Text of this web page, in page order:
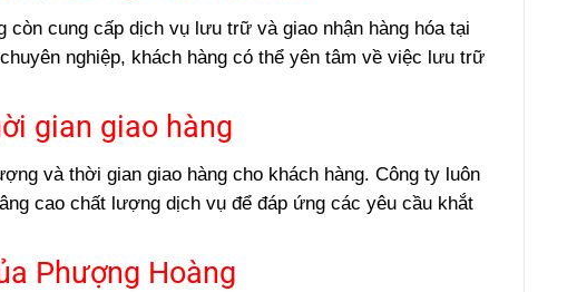
cung cấp dịch vụ lưu trữ và giao nhận hàng hóa tại
nghiệp, khách hàng có thể yên tâm về việc lưu trữ
gian giao hàng
và thời gian giao hàng cho khách hàng. Công ty luôn
cao chất lượng dịch vụ để đáp ứng các yêu cầu khắt
Phượng Hoàng